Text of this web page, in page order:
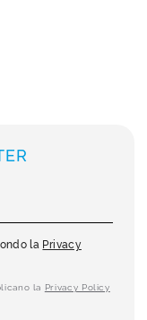
la Privacy
la Privacy Policy